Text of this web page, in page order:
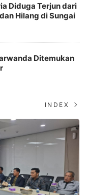
Diduga Terjun dari
Hilang di Sungai
Ditemukan
INDEX